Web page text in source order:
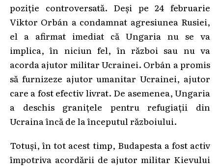
poziție controversată. Deși pe 24 februarie
Viktor Orbán a condamnat agresiunea Rusiei,
el a afirmat imediat că Ungaria nu se va
implica, în niciun fel, în război sau nu va
acorda ajutor militar Ucrainei. Orbán a promis
să furnizeze ajutor umanitar Ucrainei, ajutor
care a fost efectiv livrat. De asemenea, Ungaria
a deschis granițele pentru refugiații din
Ucraina încă de la începutul războiului.
Totuși, în tot acest timp, Budapesta a fost activ
împotriva acordării de ajutor militar Kievului